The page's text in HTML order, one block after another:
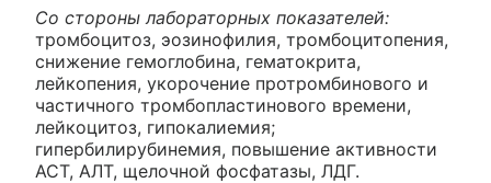
Со стороны лабораторных показателей:
тромбоцитоз, эозинофилия, тромбоцитопения,
снижение гемоглобина, гематокрита,
лейкопения, укорочение протромбинового и
частичного тромбопластинового времени,
лейкоцитоз, гипокалиемия;
гипербилирубинемия, повышение активности
АСТ, АЛТ, щелочной фосфатазы, ЛДГ.